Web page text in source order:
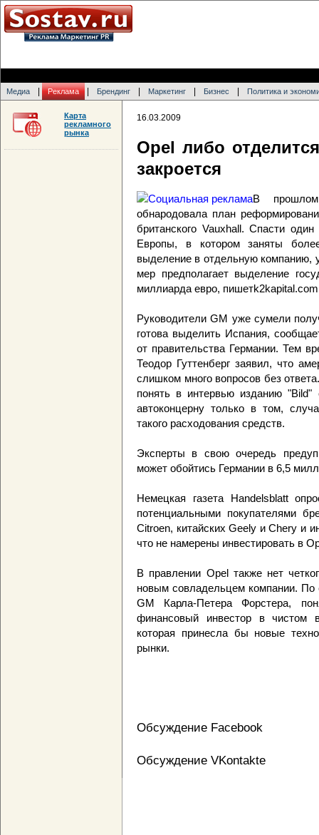
Медиа Реклама Брендинг Маркетинг Бизнес Политика и
16.03.2009
Оpel либо
закроется
В
обнародовала план
британского Vauxhall. Спасти
Европы, в котором заняты
выделение в отдельную компанию,
мер предполагает выделение
миллиарда евро,
Руководители GM уже сумели
готова выделить Испания,
от правительства Германии. Тем
Теодор Гуттенберг заявил, что
слишком много вопросов без
понять в интервью изданию
автоконцерну только в том,
такого расходования средств.
Эксперты в свою очередь
может обойтись Германии в 6,5
Немецкая газета Handelsblatt
потенциальными покупателями
Citroеn, китайских Geely и Chery и
что не намерены инвестировать в
В правлении Opel также нет
новым совладельцем компании. По
GM Карла-Петера Форстера,
финансовый инвестор в чистом
которая принесла бы новые
рынки.
Обсуждение Facebook
Обсуждение VKontakte
Карта
рекламного
рынка